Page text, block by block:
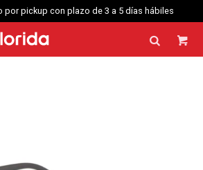
por pickup con plazo de 3 a 5 días hábiles